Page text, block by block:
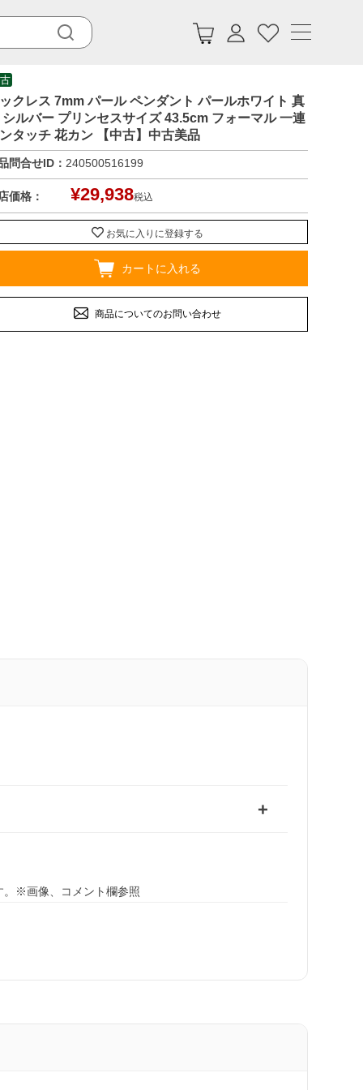
クレス 7mm パール ペンダント パールホワイト 真
シルバー プリンセスサイズ 43.5cm フォーマル 一連
タッチ 花カン 【中古】中古美品
問合せID： 240500516199
価格： ¥29,938税込
お気に入りに登録する
カートに入れる
商品についてのお問い合わせ
。※画像、コメント欄参照